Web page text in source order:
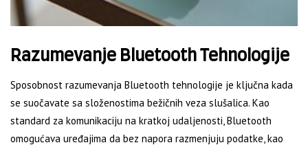
Razumevanje Bluetooth Tehnologije
Sposobnost razumevanja Bluetooth tehnologije je ključna kada
se suočavate sa složenostima bežičnih veza slušalica. Kao
standard za komunikaciju na kratkoj udaljenosti, Bluetooth
omogućava uređajima da bez napora razmenjuju podatke, kao